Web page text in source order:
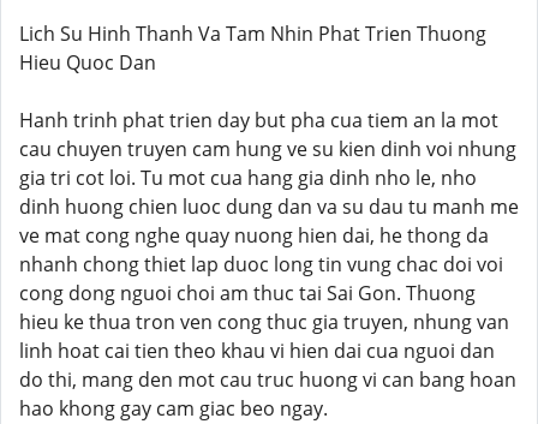
Lich Su Hinh Thanh Va Tam Nhin Phat Trien Thuong
Hieu Quoc Dan
Hanh trinh phat trien day but pha cua tiem an la mot
cau chuyen truyen cam hung ve su kien dinh voi nhung
gia tri cot loi. Tu mot cua hang gia dinh nho le, nho
dinh huong chien luoc dung dan va su dau tu manh me
ve mat cong nghe quay nuong hien dai, he thong da
nhanh chong thiet lap duoc long tin vung chac doi voi
cong dong nguoi choi am thuc tai Sai Gon. Thuong
hieu ke thua tron ven cong thuc gia truyen, nhung van
linh hoat cai tien theo khau vi hien dai cua nguoi dan
do thi, mang den mot cau truc huong vi can bang hoan
hao khong gay cam giac beo ngay.